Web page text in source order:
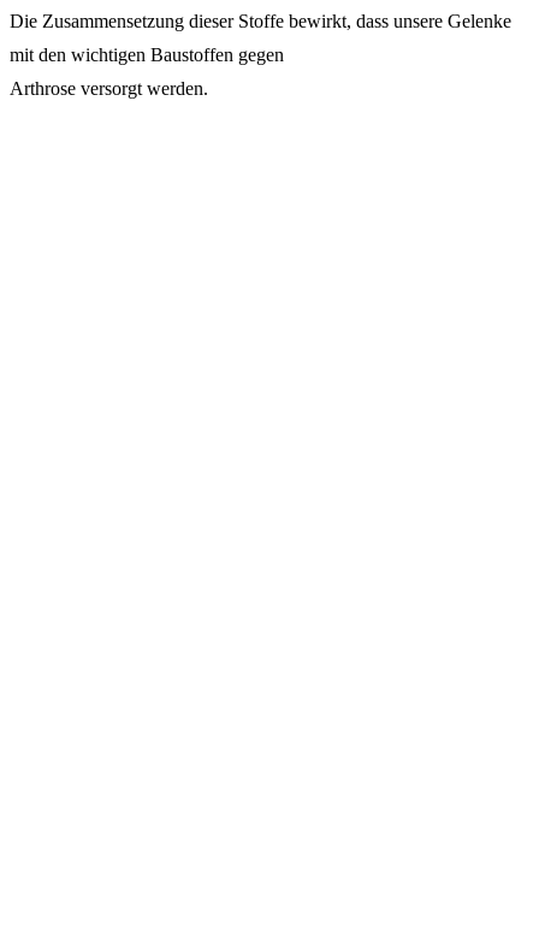
Die Zusammensetzung dieser Stoffe bewirkt, dass unsere Gelenke
mit den wichtigen Baustoffen gegen
Arthrose versorgt werden.